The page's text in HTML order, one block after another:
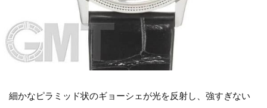
細かなピラミッド状のギョーシェが光を反射し、強すぎない